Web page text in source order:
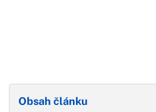
Obsah článku